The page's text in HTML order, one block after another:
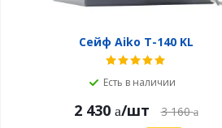
Сейф Aiko T-140 KL
Есть в наличии
2 430 /шт 3 160